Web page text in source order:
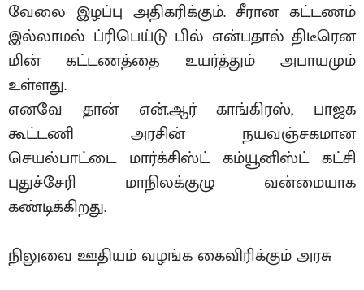
வேலை இழப்பு அதிகரிக்கும். சீரான கட்டணம்
இல்லாமல் ப்ரிபெய்டு பில் என்பதால் திடீரென
மின் கட்டணத்தை உயர்த்தும் அபாயமும்
உள்ளது.
எனவே தான் என்.ஆர் காங்கிரஸ், பாஜக
கூட்டணி அரசின் நயவஞ்சகமான
செயல்பாட்டை மார்க்சிஸ்ட் கம்யூனிஸ்ட் கட்சி
புதுச்சேரி மாநிலக்குழு வன்மையாக
கண்டிக்கிறது.
நிலுவை ஊதியம் வழங்க கைவிரிக்கும் அரசு